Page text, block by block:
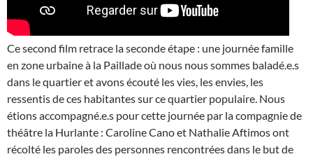
Ce second film retrace la seconde étape : une journée famille
en zone urbaine à la Paillade où nous nous sommes baladé.e.s
dans le quartier et avons écouté les vies, les envies, les
ressentis de ces habitantes sur ce quartier populaire. Nous
étions accompagné.e.s pour cette journée par la compagnie de
théâtre la Hurlante : Caroline Cano et Nathalie Aftimos ont
récolté les paroles des personnes rencontrées dans le but de